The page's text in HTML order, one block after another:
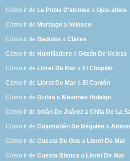
Cómo ir de La Pobla D'alcolea aOjos-albos
Cómo ir de Martiago aVelasco
Cómo ir de Badules aClares
Cómo ir de Humilladero aGozón De Ucieza
Cómo ir de Lloret De Mar a El Chopillo
Cómo ir de Lloret De Mar a El Cantón
Cómo ir de Dzitás a Mesones Hidalgo
Cómo ir de Ixtlán De Juárez aChila De La
Cómo ir deCojumatlán De Régules a
Cómo ir deCuesta De Gos a Lloret De Mar
Cómo ir deCuesta Blanca a Lloret De Mar